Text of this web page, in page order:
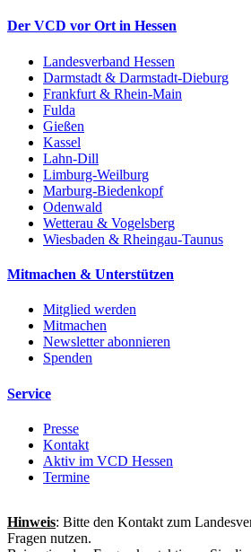
Der VCD vor Ort in Hessen
Landesverband Hessen
Darmstadt & Darmstadt-Dieburg
Frankfurt & Rhein-Main
Fulda
Gießen
Kassel
Lahn-Dill
Limburg-Weilburg
Marburg-Biedenkopf
Odenwald
Wetterau & Vogelsberg
Wiesbaden & Rheingau-Taunus
Mitmachen & Unterstützen
Mitglied werden
Mitmachen
Newsletter abonnieren
Spenden
Service
Presse
Kontakt
Aktiv im VCD Hessen
Termine
Hinweis: Bitte den Kontakt zum
Fragen nutzen.